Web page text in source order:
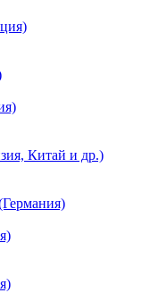
Китай и др.)